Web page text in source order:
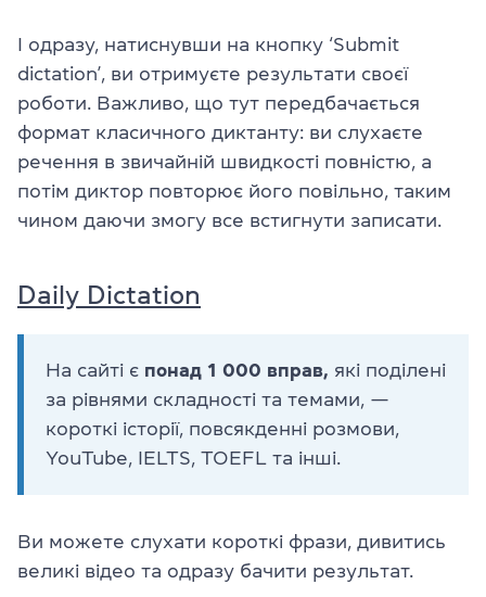
І одразу, натиснувши на кнопку ‘Submit
dictation’, ви отримуєте результати своєї
роботи. Важливо, що тут передбачається
формат класичного диктанту: ви слухаєте
речення в звичайній швидкості повністю, а
потім диктор повторює його повільно, таким
чином даючи змогу все встигнути записати.
Daily Dictation
На сайті є понад 1 000 вправ, які поділені
за рівнями складності та темами, —
короткі історії, повсякденні розмови,
YouTube, IELTS, TOEFL та інші.
Ви можете слухати короткі фрази, дивитись
великі відео та одразу бачити результат.